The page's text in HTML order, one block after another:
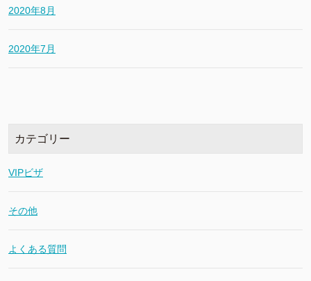
2020年8月
2020年7月
カテゴリー
VIPビザ
その他
よくある質問